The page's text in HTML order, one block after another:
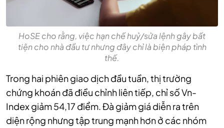
HoSE cho rằng, việc hạn chế huỷ/sửa lệnh gây bất
tiện cho nhà đầu tư nhưng đây chỉ là biện pháp tình
thế.
Trong hai phiên giao dịch đầu tuần, thị trường
chứng khoán đã điều chỉnh liên tiếp, chỉ số Vn-
Index giảm 54,17 điểm. Đà giảm giá diễn ra trên
diện rộng nhưng tập trung mạnh hơn ở các nhóm